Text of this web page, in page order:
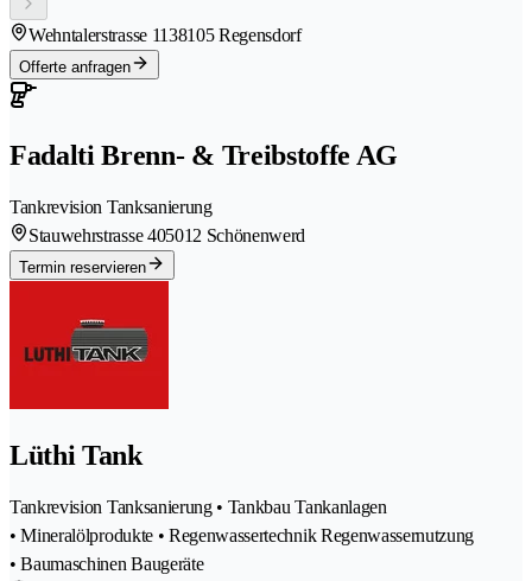
Wehntalerstrasse 1138105 Regensdorf
Offerte anfragen
Fadalti Brenn- & Treibstoffe AG
Tankrevision Tanksanierung
Stauwehrstrasse 405012 Schönenwerd
Termin reservieren
Lüthi Tank
Tankrevision Tanksanierung • Tankbau Tankanlagen
• Mineralölprodukte • Regenwassertechnik Regenwassernutzung
• Baumaschinen Baugeräte